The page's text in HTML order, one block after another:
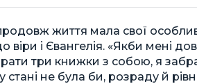
життя мала свої
віри і Євангелія. «Якби мені
три книжки з собою, я
стані не була би, розраду й